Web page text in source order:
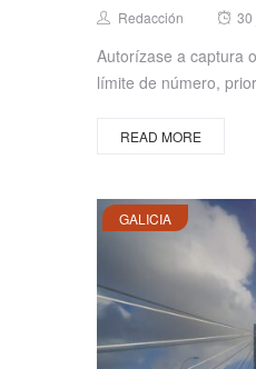
Author
Redacción 30
Autorízase a captura
límite de número,
READ MORE
GALICIA